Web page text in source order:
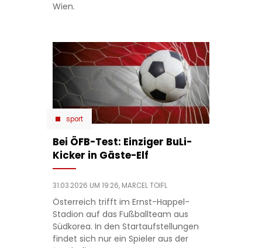
Wien.
sport
Bei ÖFB-Test: Einziger BuLi-
Kicker in Gäste-Elf
31.03.2026 UM 19:26, MARCEL TOIFL
Österreich trifft im Ernst-Happel-
Stadion auf das Fußballteam aus
Südkorea. In den Startaufstellungen
findet sich nur ein Spieler aus der